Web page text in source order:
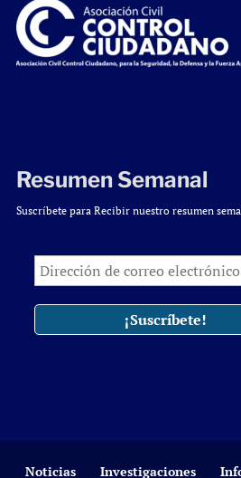
Resumen Semanal
Suscríbete para Recibir nuestro resumen
Noticias Investigaciones